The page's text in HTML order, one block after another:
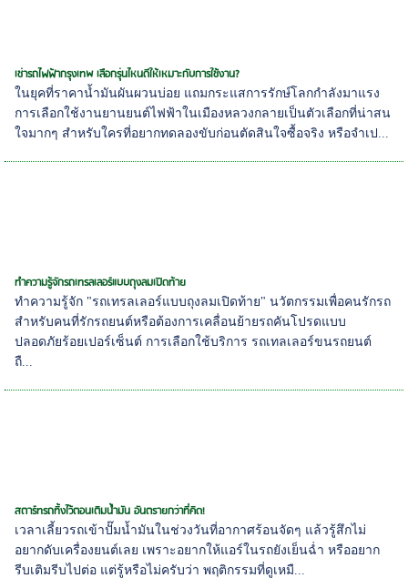
เช่ารถไฟฟ้ากรุงเทพ เลือกรุ่นไหนดีให้เหมาะกับการใช้งาน?
ในยุคที่ราคาน้ำมันผันผวนบ่อย แถมกระแสการรักษ์โลกกำลังมาแรง
การเลือกใช้งานยานยนต์ไฟฟ้าในเมืองหลวงกลายเป็นตัวเลือกที่น่าสน
ใจมากๆ สำหรับใครที่อยากทดลองขับก่อนตัดสินใจซื้อจริง หรือจำเป...
ทำความรู้จักรถเทรลเลอร์แบบถุงลมเปิดท้าย
ทำความรู้จัก "รถเทรลเลอร์แบบถุงลมเปิดท้าย" นวัตกรรมเพื่อคนรักรถ
สำหรับคนที่รักรถยนต์หรือต้องการเคลื่อนย้ายรถคันโปรดแบบ
ปลอดภัยร้อยเปอร์เซ็นต์ การเลือกใช้บริการ รถเทลเลอร์ขนรถยนต์
ถื...
สตาร์ทรถทิ้งไว้ตอนเติมน้ำมัน อันตรายกว่าที่คิด!
เวลาเลี้ยวรถเข้าปั๊มน้ำมันในช่วงวันที่อากาศร้อนจัดๆ แล้วรู้สึกไม่
อยากดับเครื่องยนต์เลย เพราะอยากให้แอร์ในรถยังเย็นฉ่ำ หรืออยาก
รีบเติมรีบไปต่อ แต่รู้หรือไม่ครับว่า พฤติกรรมที่ดูเหมื...